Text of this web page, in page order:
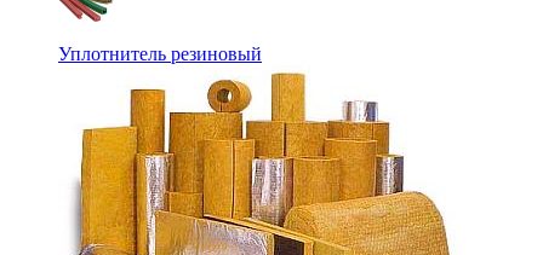
Уплотнитель резиновый